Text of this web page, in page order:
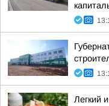
Легкий